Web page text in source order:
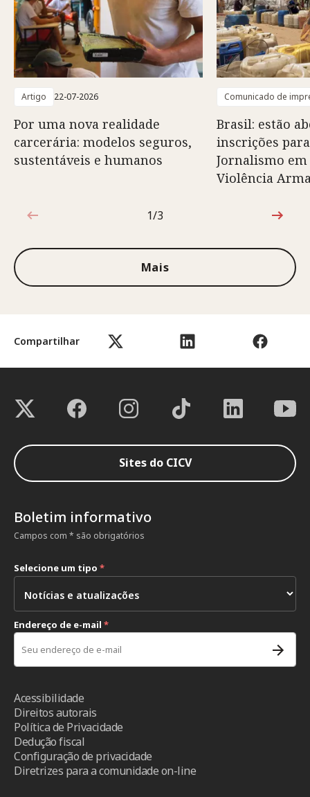
Compartilhar
Artigo 22-07-2026
Por uma nova realidade
carcerária: modelos seguros,
sustentáveis e humanos
Comunicado de
Brasil: estão
inscrições
Jornalismo
Violência
1 de 3
1/3
Mais
Sites do CICV
Boletim informativo
Campos com * são obrigatórios
Selecione um tipo *
Endereço de e-mail *
Acessibilidade
Direitos autorais
Política de Privacidade
Dedução fiscal
Configuração de privacidade
Diretrizes para a comunidade on-line